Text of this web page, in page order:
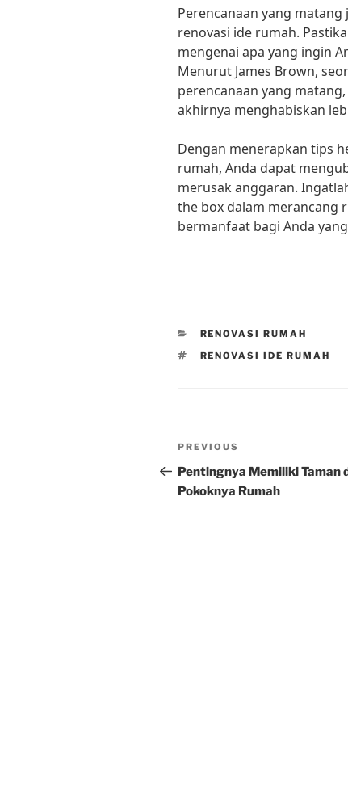
Perencanaan yang
renovasi ide rumah.
mengenai apa yang ingin
Menurut James Brown,
perencanaan yang
akhirnya menghabiskan
Dengan menerapkan tips
rumah, Anda dapat
merusak anggaran.
the box dalam merancang
bermanfaat bagi Anda
CATEGORIES
RENOVASI RUMAH
TAGS
RENOVASI IDE RUMAH
Post
navigation
Previous
Post
PREVIOUS
Pentingnya Memiliki Taman
Pokoknya Rumah